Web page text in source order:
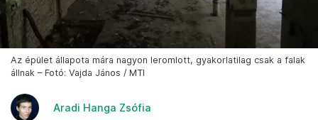
Az épület állapota mára nagyon leromlott, gyakorlatilag csak a falak
állnak – Fotó: Vajda János / MTI
Aradi Hanga Zsófia